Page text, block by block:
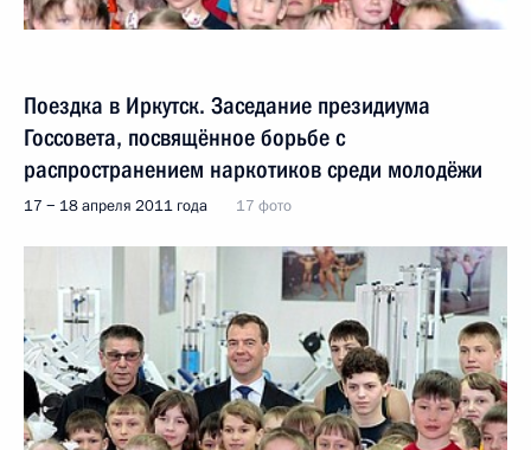
Поездка в Иркутск. Заседание президиума
Госсовета, посвящённое борьбе с
распространением наркотиков среди молодёжи
17 − 18 апреля 2011 года 17 фото